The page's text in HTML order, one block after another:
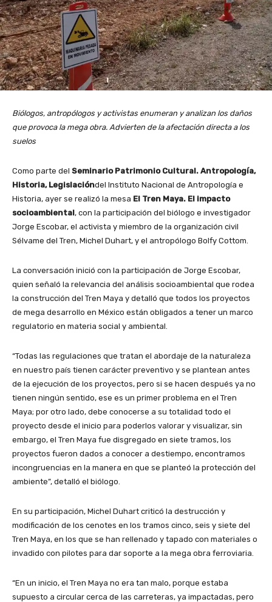
Biólogos, antropólogos y activistas enumeran y analizan los daños
que provoca la mega obra. Advierten de la afectación directa a los
suelos
Como parte del Seminario Patrimonio Cultural. Antropología,
Historia, Legislacióndel Instituto Nacional de Antropología e
Historia, ayer se realizó la mesa El Tren Maya. El impacto
socioambiental, con la participación del biólogo e investigador
Jorge Escobar, el activista y miembro de la organización civil
Sélvame del Tren, Michel Duhart, y el antropólogo Bolfy Cottom.
La conversación inició con la participación de Jorge Escobar,
quien señaló la relevancia del análisis socioambiental que rodea
la construcción del Tren Maya y detalló que todos los proyectos
de mega desarrollo en México están obligados a tener un marco
regulatorio en materia social y ambiental.
“Todas las regulaciones que tratan el abordaje de la naturaleza
en nuestro país tienen carácter preventivo y se plantean antes
de la ejecución de los proyectos, pero si se hacen después ya no
tienen ningún sentido, ese es un primer problema en el Tren
Maya; por otro lado, debe conocerse a su totalidad todo el
proyecto desde el inicio para poderlos valorar y visualizar, sin
embargo, el Tren Maya fue disgregado en siete tramos, los
proyectos fueron dados a conocer a destiempo, encontramos
incongruencias en la manera en que se planteó la protección del
ambiente”, detalló el biólogo.
En su participación, Michel Duhart criticó la destrucción y
modificación de los cenotes en los tramos cinco, seis y siete del
Tren Maya, en los que se han rellenado y tapado con materiales o
invadido con pilotes para dar soporte a la mega obra ferroviaria.
“En un inicio, el Tren Maya no era tan malo, porque estaba
supuesto a circular cerca de las carreteras, ya impactadas, pero